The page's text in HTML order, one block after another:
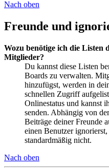
Nach oben
Freunde und
Wozu benötige ich die Listen
Mitglieder?
Du kannst diese Listen
Boards zu verwalten.
hinzufügst, werden in
schnellen Zugriff
Onlinestatus und kannst
senden. Abhängig von
Beiträge deiner Freunde
einen Benutzer
standardmäßig nicht.
Nach oben